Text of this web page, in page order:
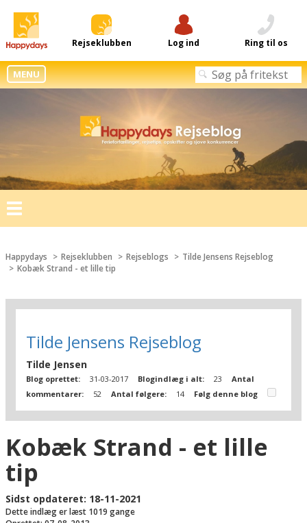
Rejseklubben Log ind Ring til os
MENU
Toggle
navigation
Happydays Rejseklubben Rejseblogs
Tilde Jensens Rejseblog
Kobæk Strand - et lille tip
Tilde Jensens Rejseblog
Tilde Jensen
Blog oprettet: 31-03-2017 Blogindlæg i alt: 23
Antal
kommentarer:
52 Antal følgere: 14 Følg denne blog
Kobæk Strand - et lille
tip
Sidst opdateret: 18-11-2021
Dette indlæg er læst 1019 gange